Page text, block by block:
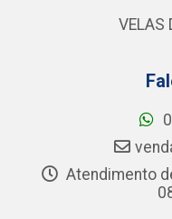
VELAS
Atendimento